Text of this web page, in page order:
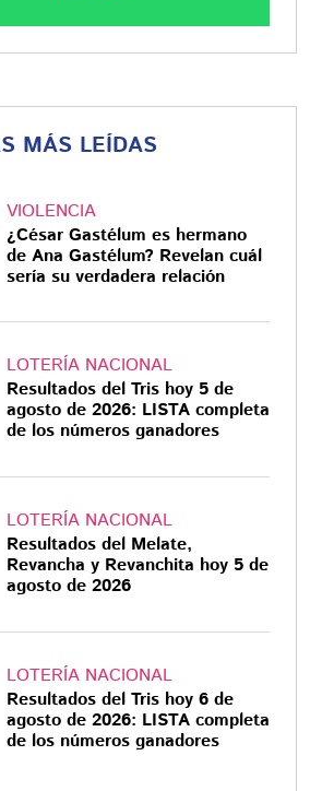
MÁS LEÍDAS
VIOLENCIA
¿César Gastélum es hermano
de Ana Gastélum? Revelan cuál
sería su verdadera relación
LOTERÍA NACIONAL
Resultados del Tris hoy 5 de
agosto de 2026: LISTA completa
de los números ganadores
LOTERÍA NACIONAL
Resultados del Melate,
Revancha y Revanchita hoy 5 de
agosto de 2026
LOTERÍA NACIONAL
Resultados del Tris hoy 6 de
agosto de 2026: LISTA completa
de los números ganadores